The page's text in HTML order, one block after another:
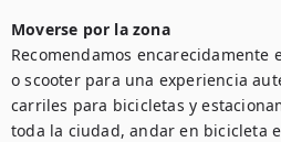
Moverse por la zona
Recomendamos encarecidamente
o scooter para una experiencia
carriles para bicicletas y
toda la ciudad, andar en bicicleta